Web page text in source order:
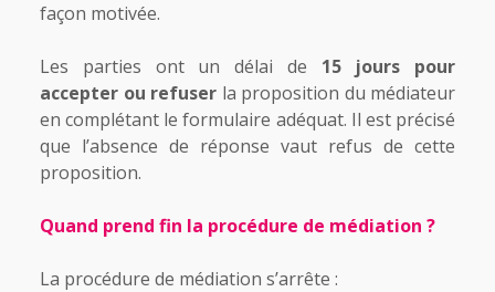
façon motivée.
Les parties ont un délai de 15 jours pour
accepter ou refuser la proposition du médiateur
en complétant le formulaire adéquat. Il est précisé
que l’absence de réponse vaut refus de cette
proposition.
Quand prend fin la procédure de médiation ?
La procédure de médiation s’arrête :